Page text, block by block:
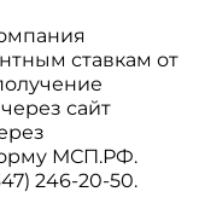
ставкам от
сайт
МСП.РФ.
246-20-50.